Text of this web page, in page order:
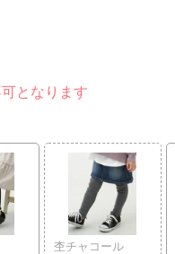
となります
杢チャコール